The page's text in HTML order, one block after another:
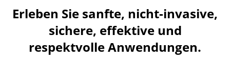
Erleben Sie sanfte, nicht-invasive,
sichere, effektive und
respektvolle Anwendungen.